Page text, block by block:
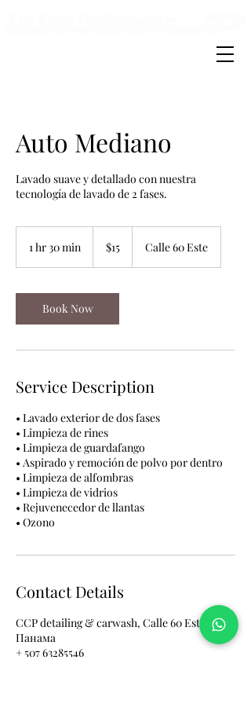
Auto Mediano
Lavado suave y detallado con nuestra
tecnología de lavado de 2 fases.
1 hr 30 min
0
m
i
dollars
$15 Calle 60 Este
Book Now
Service Description
• Lavado exterior de dos fases
• Limpieza de rines
• Limpieza de guardafango
• Aspirado y remoción de polvo por dentro
• Limpieza de alfombras
• Limpieza de vidrios
• Rejuvenecedor de llantas
• Ozono
Contact Details
CCP detailing & carwash, Calle 60 Este,
Панама
+ 507 63285546